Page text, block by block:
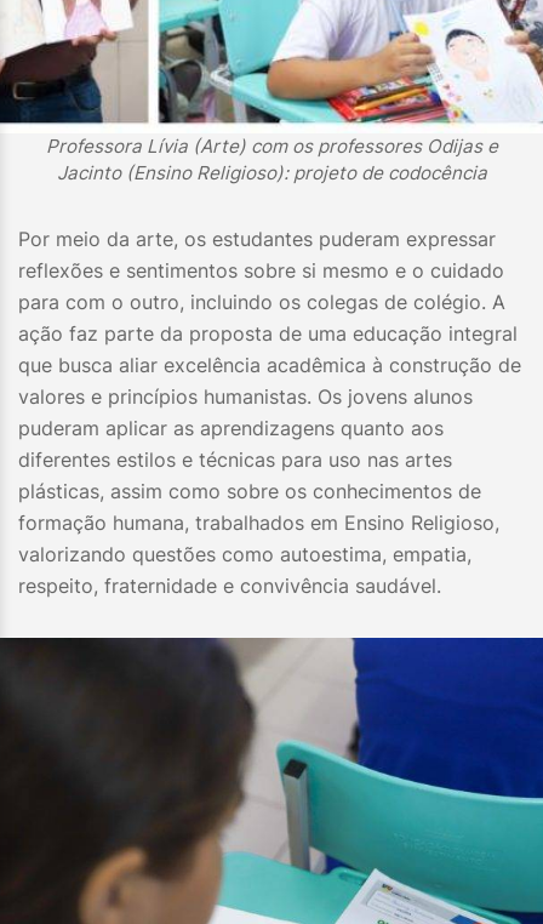
Professora Lívia (Arte) com os professores Odijas e
Jacinto (Ensino Religioso): projeto de codocência
Por meio da arte, os estudantes puderam expressar
reflexões e sentimentos sobre si mesmo e o cuidado
para com o outro, incluindo os colegas de colégio. A
ação faz parte da proposta de uma educação integral
que busca aliar excelência acadêmica à construção de
valores e princípios humanistas. Os jovens alunos
puderam aplicar as aprendizagens quanto aos
diferentes estilos e técnicas para uso nas artes
plásticas, assim como sobre os conhecimentos de
formação humana, trabalhados em Ensino Religioso,
valorizando questões como autoestima, empatia,
respeito, fraternidade e convivência saudável.